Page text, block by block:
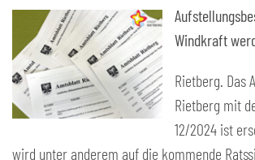
Windkraft
Rietberg. Das
Rietberg mit
12/2024 ist
wird unter anderem auf die kommende